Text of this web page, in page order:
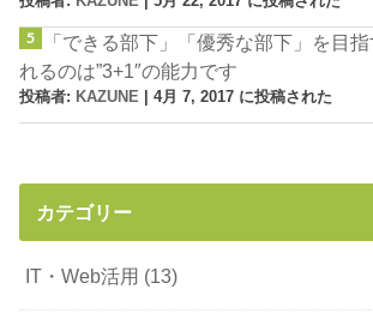
「できる部下」「優秀な部下」を目
れるのは”3+1″の能力です
投稿者: KAZUNE |4月 7, 2017 に投稿された
カテゴリー
IT・Web活用 (13)